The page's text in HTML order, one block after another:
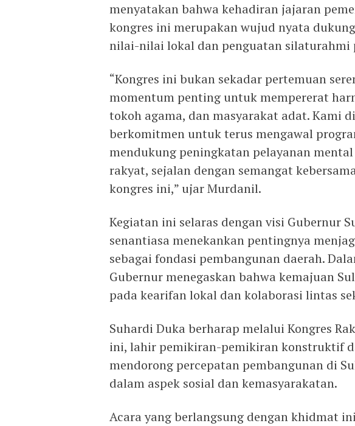
menyatakan bahwa kehadiran jajaran
kongres ini merupakan wujud nyata
nilai-nilai lokal dan penguatan silaturahmi
“Kongres ini bukan sekadar pertemuan
momentum penting untuk mempererat
tokoh agama, dan masyarakat adat. Kami
berkomitmen untuk terus mengawal
mendukung peningkatan pelayanan
rakyat, sejalan dengan semangat
kongres ini,” ujar Murdanil.
Kegiatan ini selaras dengan visi Gubernur
senantiasa menekankan pentingnya
sebagai fondasi pembangunan daerah.
Gubernur menegaskan bahwa kemajuan
pada kearifan lokal dan kolaborasi lintas
Suhardi Duka berharap melalui Kongres
ini, lahir pemikiran-pemikiran konstruktif
mendorong percepatan pembangunan di
dalam aspek sosial dan kemasyarakatan.
Acara yang berlangsung dengan khidmat